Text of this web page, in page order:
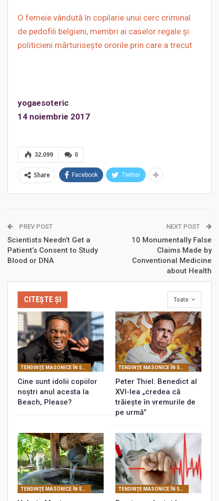
O femeie vândută în copilarie unui cerc criminal
de pedofili belgieni, membri ai caselor regale şi
politicieni mărturiseşte ororile prin care a trecut
yogaesoteric
14 noiembrie 2017
0
32.099
Share Facebook Twitter
PREV POST
Scientists Needn’t Get a
Patient’s Consent to Study
Blood or DNA
NEXT POST
10 Monumentally False
Claims Made by
Conventional Medicine
about Health
Toate
CITEȘTE ȘI
TENDINŢE MASONICE ÎN SOCIETATEA CONTEMPORANĂ
Cine sunt idolii copiilor
noștri anul acesta la
Beach, Please?
TENDINŢE MASONICE ÎN SOCIETATEA CONTEMPORANĂ
Peter Thiel: Benedict al
XVI-lea „credea că
trăiește în vremurile de
pe urmă”
TENDINŢE MASONICE ÎN SOCIETATEA CONTEMPORANĂ TENDINŢE MASONICE ÎN SOCIETATEA CONTEMPORANĂ